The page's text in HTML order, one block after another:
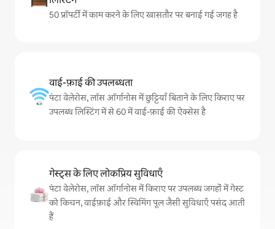
50 प्रॉपर्टी में काम करने के लिए खासतौर पर बनाई गई जगह है
वाई-फ़ाई की उपलब्धता
पंटा वेलेरोस, लॉस ऑर्गानोस में छुट्टियाँ बिताने के लिए किराए पर
उपलब्ध लिस्टिंग में से 60 में वाई-फ़ाई की ऐक्सेस है
गेस्ट्स के लिए लोकप्रिय सुविधाएँ
पंटा वेलेरोस, लॉस ऑर्गानोस में किराए पर उपलब्ध जगहों में गेस्ट
को किचन, वाईफ़ाई और स्विमिंग पूल जैसी सुविधाएँ पसंद आती
हैं